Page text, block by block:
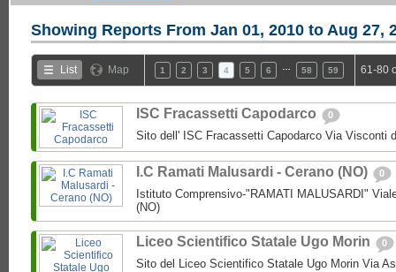
Showing Reports From Jan 01, 2010 to Aug 27,
List Map 1 2 3 4 5 6 58 59 61-80
ISC Fracassetti Capodarco 0
Sito dell' ISC Fracassetti Capodarco Via Visconti
I.C Ramati Malusardi - Cerano (NO) 0
Istituto Comprensivo-"RAMATI MALUSARDI"
(NO)
Liceo Scientifico Statale Ugo Morin 0
Sito del Liceo Scientifico Statale Ugo Morin Via